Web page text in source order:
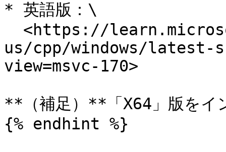
* 英語版：\
us/cpp/windows/latest-
view=msvc-170>
**（補足）**「X64」版をイ
{% endhint %}